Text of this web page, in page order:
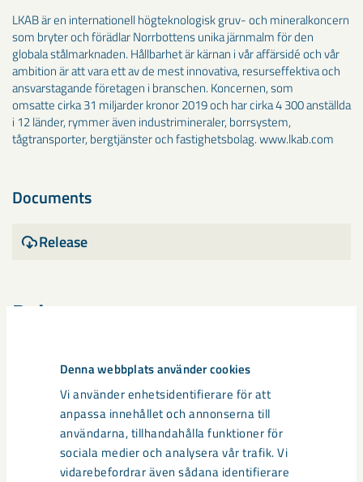
Denna webbplats använder cookies
Vi använder enhetsidentifierare för att
anpassa innehållet och annonserna till
användarna, tillhandahålla funktioner för
sociala medier och analysera vår trafik. Vi
vidarebefordrar även sådana identifierare
LKAB är en internationell högteknologisk gruv- och mineralkoncern
som bryter och förädlar Norrbottens unika järnmalm för den
globala stålmarknaden. Hållbarhet är kärnan i vår affärsidé och vår
ambition är att vara ett av de mest innovativa, resurseffektiva och
ansvarstagande företagen i branschen. Koncernen, som
omsatte cirka 31 miljarder kronor 2019 och har cirka 4 300 anställda
i 12 länder, rymmer även industrimineraler, borrsystem,
tågtransporter, bergtjänster och fastighetsbolag. www.lkab.com
Documents
Release
Dela
Taggar